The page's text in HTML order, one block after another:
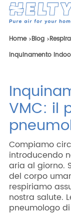
Ricerca
Prodotti
Professionisti
Realizzazioni
Blog
Contatti
Home Blog
Inquinamento
VMC: il
Compiamo
introducendo
aria al giorno.
del corpo
respiriamo
nostra salute.
pneumologo